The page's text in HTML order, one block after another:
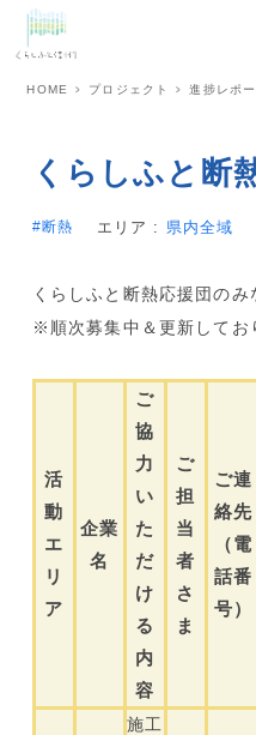
HOME プロジェクト 進捗レポー
くらしふと断
断熱 エリア : 県内全域
くらしふと断熱応援団のみ
※順次募集中＆更新してお
活
動
エ
リ
ア
企業
名
ご
協
力
い
た
だ
け
る
内
容
ご
担
当
者
さ
ま
ご連
絡先
（電
話番
号）
施工